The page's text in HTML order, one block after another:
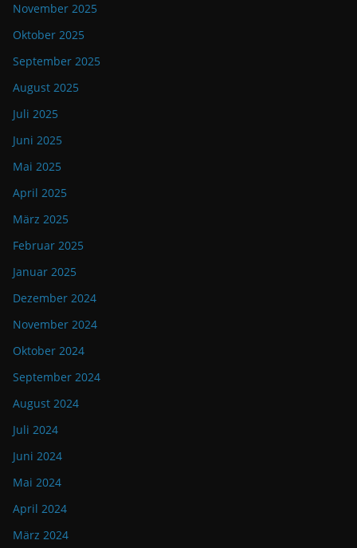
November 2025
Oktober 2025
September 2025
August 2025
Juli 2025
Juni 2025
Mai 2025
April 2025
März 2025
Februar 2025
Januar 2025
Dezember 2024
November 2024
Oktober 2024
September 2024
August 2024
Juli 2024
Juni 2024
Mai 2024
April 2024
März 2024